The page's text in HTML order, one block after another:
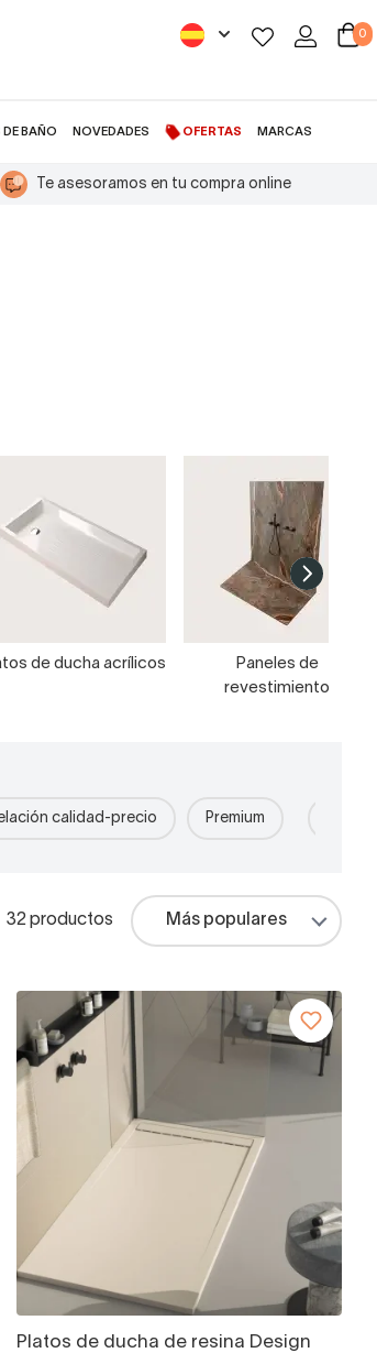
0
BAÑO NOVEDADES OFERTAS MARCAS
Te asesoramos en tu compra online
de ducha acrílicos
Paneles de
revestimiento
calidad-precio Premium
32 productos
Platos de ducha de resina Design